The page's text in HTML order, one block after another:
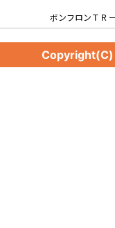
ボンフロンＴＲ